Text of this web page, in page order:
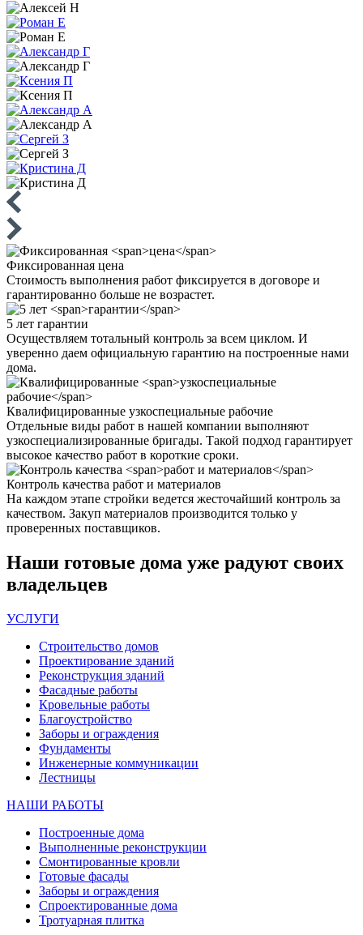
Фиксированная цена
Стоимость выполнения работ фиксируется в договоре и
гарантированно больше не возрастет.
5 лет гарантии
Осуществляем тотальный контроль за всем циклом. И
уверенно даем официальную гарантию на построенные нами
дома.
Квалифицированные узкоспециальные рабочие
Отдельные виды работ в нашей компании выполняют
узкоспециализированные бригады. Такой подход гарантирует
высокое качество работ в короткие сроки.
Контроль качества работ и материалов
На каждом этапе стройки ведется жесточайший контроль за
качеством. Закуп материалов производится только у
проверенных поставщиков.
Наши готовые дома уже радуют своих
владельцев
УСЛУГИ
Строительство домов
Проектирование зданий
Реконструкция зданий
Фасадные работы
Кровельные работы
Благоустройство
Заборы и ограждения
Фундаменты
Инженерные коммуникации
Лестницы
НАШИ РАБОТЫ
Построенные дома
Выполненные реконструкции
Смонтированные кровли
Готовые фасады
Заборы и ограждения
Спроектированные дома
Тротуарная плитка